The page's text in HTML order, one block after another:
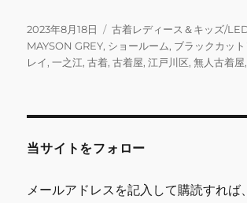
c
e
o
o
k
it
te
ai
l
e
m
bl
ai
l
投
稿
日:
2023年8月18日
カ
テ
ゴ
古着レディース＆キッズ/
MAYSON GREY, ショールーム, ブラックカッ
レイ,一之江,古着,古着屋,江戸川区,無人古着屋
当サイトをフォロー
メールアドレスを記入して購読すれば